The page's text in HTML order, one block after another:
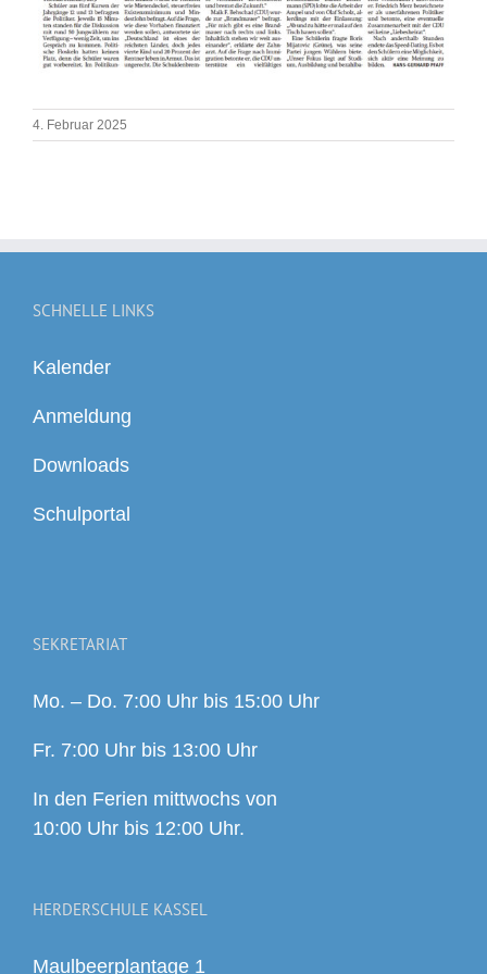
4. Februar 2025
SCHNELLE LINKS
Kalender
Anmeldung
Downloads
Schulportal
SEKRETARIAT
Mo. – Do. 7:00 Uhr bis 15:00 Uhr
Fr. 7:00 Uhr bis 13:00 Uhr
In den Ferien mittwochs von
10:00 Uhr bis 12:00 Uhr.
HERDERSCHULE KASSEL
Maulbeerplantage 1